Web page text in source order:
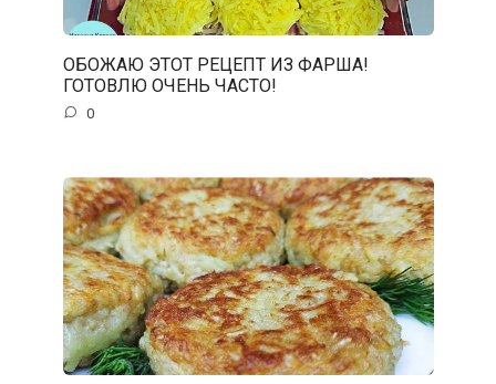
ОБОЖАЮ ЭТОТ РЕЦЕПТ ИЗ ФАРША!
ГОТОВЛЮ ОЧЕНЬ ЧАСТО!
0